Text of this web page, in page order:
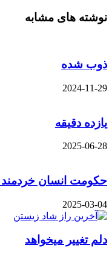
نوشته های مشابه
ذوب شده
2024-11-29
یازده دقیقه
2025-06-28
حکومت انسان
2025-03-04
دلم تغییر میخواهد